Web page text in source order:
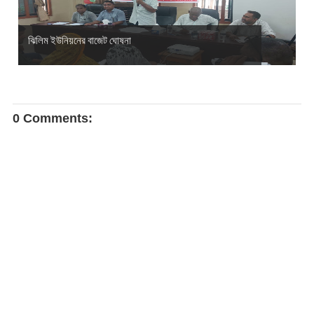
ঝিলিম ইউনিয়নের বাজেট ঘোষনা
0 Comments: